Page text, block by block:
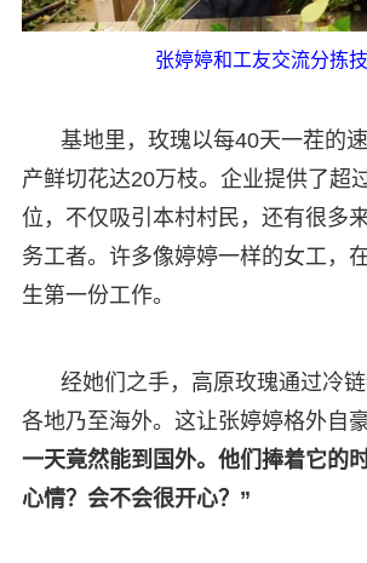
张婷婷和工友交流分拣
基地里，玫瑰以每40天一茬的
产鲜切花达20万枝。企业提供了超
位，不仅吸引本村村民，还有很多
务工者。许多像婷婷一样的女工，
生第一份工作。
经她们之手，高原玫瑰通过冷
各地乃至海外。这让张婷婷格外自豪
一天竟然能到国外。他们捧着它的
心情？会不会很开心？”